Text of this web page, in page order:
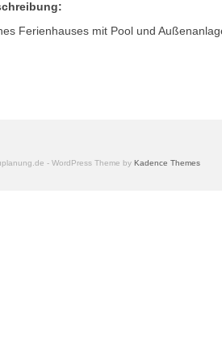
Ferienhauses mit Pool und
- WordPress Theme by Kadence Themes